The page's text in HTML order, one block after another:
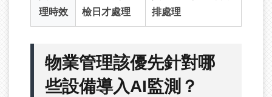
理時效
檢日才處理
排處理
物業管理該優先針對哪
些設備導入AI監測？